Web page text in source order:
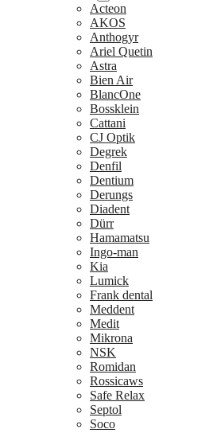
Acteon
AKOS
Anthogyr
Ariel Quetin
Astra
Bien Air
BlancOne
Bossklein
Cattani
CJ Optik
Degrek
Denfil
Dentium
Derungs
Diadent
Dürr
Hamamatsu
Ingo-man
Kia
Lumick
Frank dental
Meddent
Medit
Mikrona
NSK
Romidan
Rossicaws
Safe Relax
Septol
Soco